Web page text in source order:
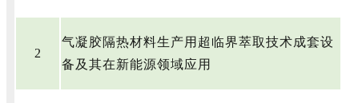
2
气凝胶隔热材料生产用超临界萃取技术成套设
备及其在新能源领域应用